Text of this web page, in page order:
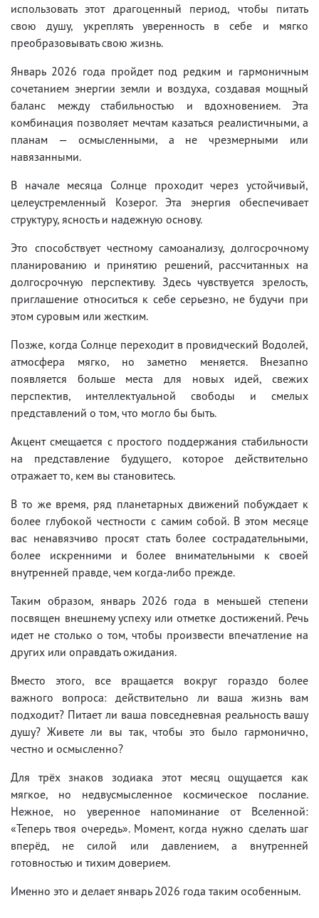
использовать этот драгоценный период, чтобы питать
свою душу, укреплять уверенность в себе и мягко
преобразовывать свою жизнь.
Январь 2026 года пройдет под редким и гармоничным
сочетанием энергии земли и воздуха, создавая мощный
баланс между стабильностью и вдохновением. Эта
комбинация позволяет мечтам казаться реалистичными, а
планам — осмысленными, а не чрезмерными или
навязанными.
В начале месяца Солнце проходит через устойчивый,
целеустремленный Козерог. Эта энергия обеспечивает
структуру, ясность и надежную основу.
Это способствует честному самоанализу, долгосрочному
планированию и принятию решений, рассчитанных на
долгосрочную перспективу. Здесь чувствуется зрелость,
приглашение относиться к себе серьезно, не будучи при
этом суровым или жестким.
Позже, когда Солнце переходит в провидческий Водолей,
атмосфера мягко, но заметно меняется. Внезапно
появляется больше места для новых идей, свежих
перспектив, интеллектуальной свободы и смелых
представлений о том, что могло бы быть.
Акцент смещается с простого поддержания стабильности
на представление будущего, которое действительно
отражает то, кем вы становитесь.
В то же время, ряд планетарных движений побуждает к
более глубокой честности с самим собой. В этом месяце
вас ненавязчиво просят стать более сострадательными,
более искренними и более внимательными к своей
внутренней правде, чем когда-либо прежде.
Таким образом, январь 2026 года в меньшей степени
посвящен внешнему успеху или отметке достижений. Речь
идет не столько о том, чтобы произвести впечатление на
других или оправдать ожидания.
Вместо этого, все вращается вокруг гораздо более
важного вопроса: действительно ли ваша жизнь вам
подходит? Питает ли ваша повседневная реальность вашу
душу? Живете ли вы так, чтобы это было гармонично,
честно и осмысленно?
Для трёх знаков зодиака этот месяц ощущается как
мягкое, но недвусмысленное космическое послание.
Нежное, но уверенное напоминание от Вселенной:
«Теперь твоя очередь». Момент, когда нужно сделать шаг
вперёд, не силой или давлением, а внутренней
готовностью и тихим доверием.
Именно это и делает январь 2026 года таким особенным.